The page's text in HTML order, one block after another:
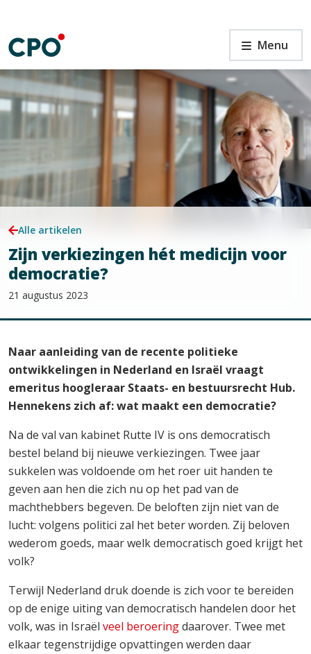
de
inhoud
Zijn
verkiezingen
hét
medicijn
voor
democratie?
Menu
Alle artikelen
Zijn verkiezingen hét medicijn voor
democratie?
21 augustus 2023
Naar aanleiding van de recente politieke
ontwikkelingen in Nederland en Israël vraagt
emeritus hoogleraar Staats- en bestuursrecht Hub.
Hennekens zich af: wat maakt een democratie?
Na de val van kabinet Rutte IV is ons democratisch
bestel beland bij nieuwe verkiezingen. Twee jaar
sukkelen was voldoende om het roer uit handen te
geven aan hen die zich nu op het pad van de
machthebbers begeven. De beloften zijn niet van de
lucht: volgens politici zal het beter worden. Zij beloven
wederom goeds, maar welk democratisch goed krijgt het
volk?
Terwijl Nederland druk doende is zich voor te bereiden
op de enige uiting van democratisch handelen door het
volk, was in Israël veel beroeringdaarover. Twee met
elkaar tegenstrijdige opvattingen werden daar